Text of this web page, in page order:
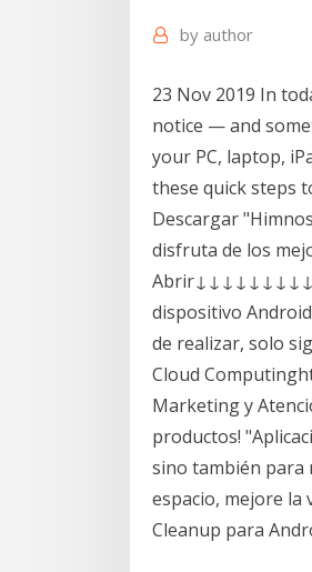
by author
23 Nov 2019 In
notice — and
your PC, laptop,
these quick steps
Descargar
disfruta de los
dispositivo
de realizar, solo
Cloud
Marketing y
productos!
sino también para
espacio, mejore la
Cleanup para